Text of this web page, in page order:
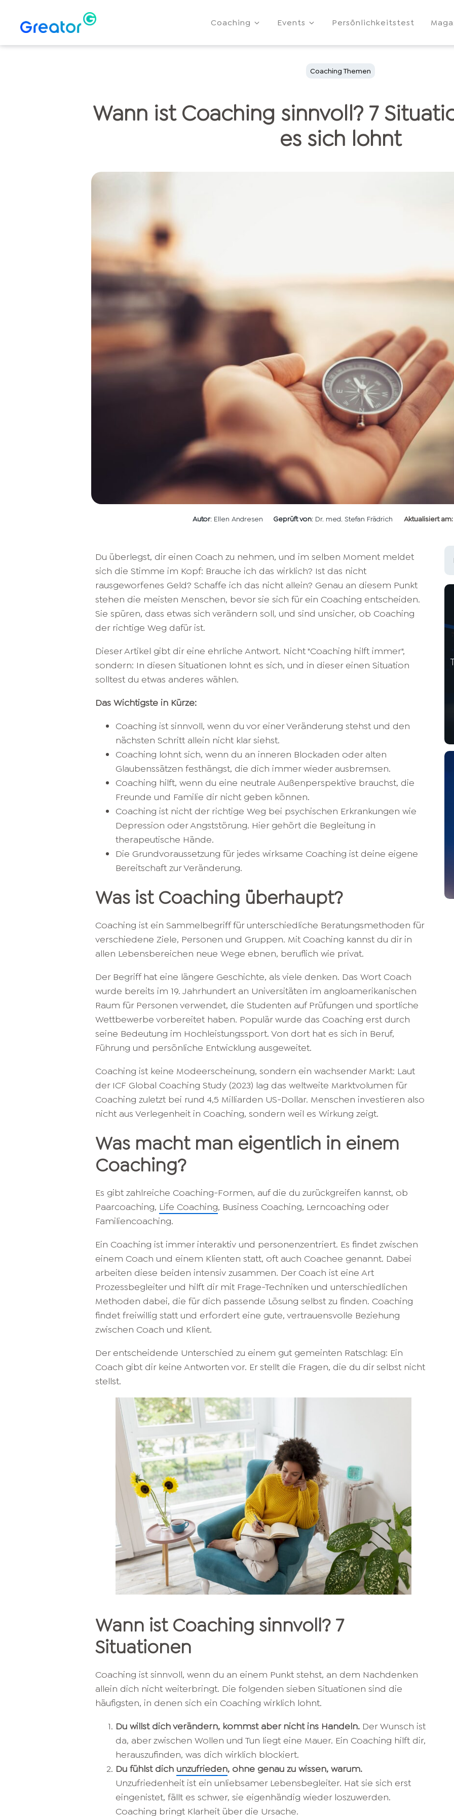
Coaching Events Persönlichkeitstest
Coaching Themen
Wann ist Coaching sinnvoll? 7
es sich lohnt
Autor: Ellen Andresen Geprüft von: Dr. med. Stefan Frädrich Aktualisiert am:
Du überlegst, dir einen Coach zu nehmen, und im selben Moment meldet
sich die Stimme im Kopf: Brauche ich das wirklich? Ist das nicht
rausgeworfenes Geld? Schaffe ich das nicht allein? Genau an diesem Punkt
stehen die meisten Menschen, bevor sie sich für ein Coaching entscheiden.
Sie spüren, dass etwas sich verändern soll, und sind unsicher, ob Coaching
der richtige Weg dafür ist.
Dieser Artikel gibt dir eine ehrliche Antwort. Nicht "Coaching hilft immer",
sondern: In diesen Situationen lohnt es sich, und in dieser einen Situation
solltest du etwas anderes wählen.
Das Wichtigste in Kürze:
Coaching ist sinnvoll, wenn du vor einer Veränderung stehst und den
nächsten Schritt allein nicht klar siehst.
Coaching lohnt sich, wenn du an inneren Blockaden oder alten
Glaubenssätzen festhängst, die dich immer wieder ausbremsen.
Coaching hilft, wenn du eine neutrale Außenperspektive brauchst, die
Freunde und Familie dir nicht geben können.
Coaching ist nicht der richtige Weg bei psychischen Erkrankungen wie
Depression oder Angststörung. Hier gehört die Begleitung in
therapeutische Hände.
Die Grundvoraussetzung für jedes wirksame Coaching ist deine eigene
Bereitschaft zur Veränderung.
Was ist Coaching überhaupt?
Coaching ist ein Sammelbegriff für unterschiedliche Beratungsmethoden für
verschiedene Ziele, Personen und Gruppen. Mit Coaching kannst du dir in
allen Lebensbereichen neue Wege ebnen, beruflich wie privat.
Der Begriff hat eine längere Geschichte, als viele denken. Das Wort Coach
wurde bereits im 19. Jahrhundert an Universitäten im angloamerikanischen
Raum für Personen verwendet, die Studenten auf Prüfungen und sportliche
Wettbewerbe vorbereitet haben. Populär wurde das Coaching erst durch
seine Bedeutung im Hochleistungssport. Von dort hat es sich in Beruf,
Führung und persönliche Entwicklung ausgeweitet.
Coaching ist keine Modeerscheinung, sondern ein wachsender Markt: Laut
der ICF Global Coaching Study (2023) lag das weltweite Marktvolumen für
Coaching zuletzt bei rund 4,5 Milliarden US-Dollar. Menschen investieren also
nicht aus Verlegenheit in Coaching, sondern weil es Wirkung zeigt.
Was macht man eigentlich in einem
Coaching?
Es gibt zahlreiche Coaching-Formen, auf die du zurückgreifen kannst, ob
Paarcoaching, Life Coaching, Business Coaching, Lerncoaching oder
Familiencoaching.
Ein Coaching ist immer interaktiv und personenzentriert. Es findet zwischen
einem Coach und einem Klienten statt, oft auch Coachee genannt. Dabei
arbeiten diese beiden intensiv zusammen. Der Coach ist eine Art
Prozessbegleiter und hilft dir mit Frage-Techniken und unterschiedlichen
Methoden dabei, die für dich passende Lösung selbst zu finden. Coaching
findet freiwillig statt und erfordert eine gute, vertrauensvolle Beziehung
zwischen Coach und Klient.
Der entscheidende Unterschied zu einem gut gemeinten Ratschlag: Ein
Coach gibt dir keine Antworten vor. Er stellt die Fragen, die du dir selbst nicht
stellst.
Wann ist Coaching sinnvoll? 7
Situationen
Coaching ist sinnvoll, wenn du an einem Punkt stehst, an dem Nachdenken
allein dich nicht weiterbringt. Die folgenden sieben Situationen sind die
häufigsten, in denen sich ein Coaching wirklich lohnt.
Du willst dich verändern, kommst aber nicht ins Handeln. Der Wunsch ist
da, aber zwischen Wollen und Tun liegt eine Mauer. Ein Coaching hilft dir,
herauszufinden, was dich wirklich blockiert.
Du fühlst dich unzufrieden, ohne genau zu wissen, warum.
Unzufriedenheit ist ein unliebsamer Lebensbegleiter. Hat sie sich erst
eingenistet, fällt es schwer, sie eigenhändig wieder loszuwerden.
Coaching bringt Klarheit über die Ursache.